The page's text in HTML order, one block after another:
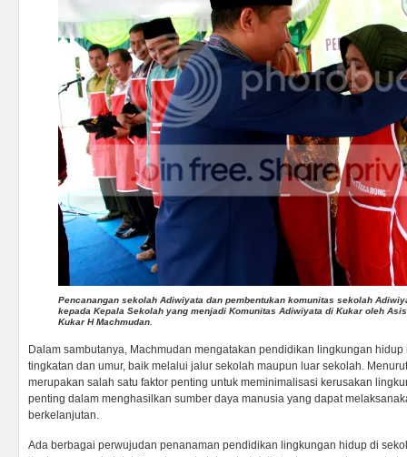
Pencanangan sekolah Adiwiyata dan pembentukan komunitas sekolah
kepada Kepala Sekolah yang menjadi Komunitas Adiwiyata di Kukar oleh
Kukar H Machmudan.
Dalam sambutanya, Machmudan mengatakan pendidikan lingkungan
tingkatan dan umur, baik melalui jalur sekolah maupun luar sekolah.
merupakan salah satu faktor penting untuk meminimalisasi kerusakan
penting dalam menghasilkan sumber daya manusia yang dapat
berkelanjutan.
Ada berbagai perwujudan penanaman pendidikan lingkungan hidup di